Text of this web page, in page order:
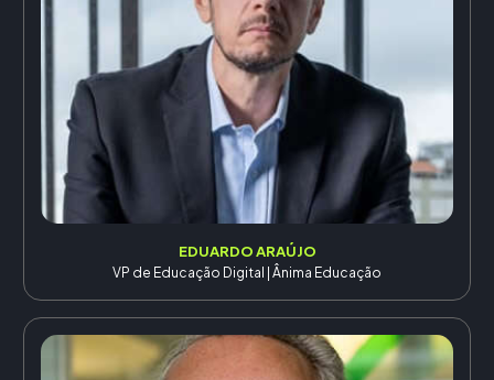
EDUARDO ARAÚJO
VP de Educação Digital | Ânima Educação